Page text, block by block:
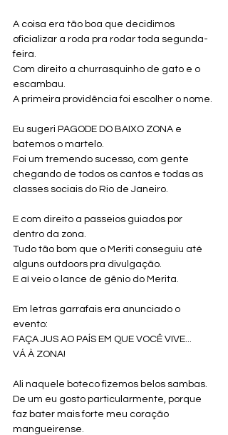
A coisa era tão boa que decidimos
oficializar a roda pra rodar toda segunda-
feira.
Com direito a churrasquinho de gato e o
escambau.
A primeira providência foi escolher o nome.
Eu sugeri PAGODE DO BAIXO ZONA e
batemos o martelo.
Foi um tremendo sucesso, com gente
chegando de todos os cantos e todas as
classes sociais do Rio de Janeiro.
E com direito a passeios guiados por
dentro da zona.
Tudo tão bom que o Meriti conseguiu até
alguns outdoors pra divulgação.
E aí veio o lance de gênio do Merita.
Em letras garrafais era anunciado o
evento:
FAÇA JUS AO PAÍS EM QUE VOCÊ VIVE...
VÁ À ZONA!
Ali naquele boteco fizemos belos sambas.
De um eu gosto particularmente, porque
faz bater mais forte meu coração
mangueirense.